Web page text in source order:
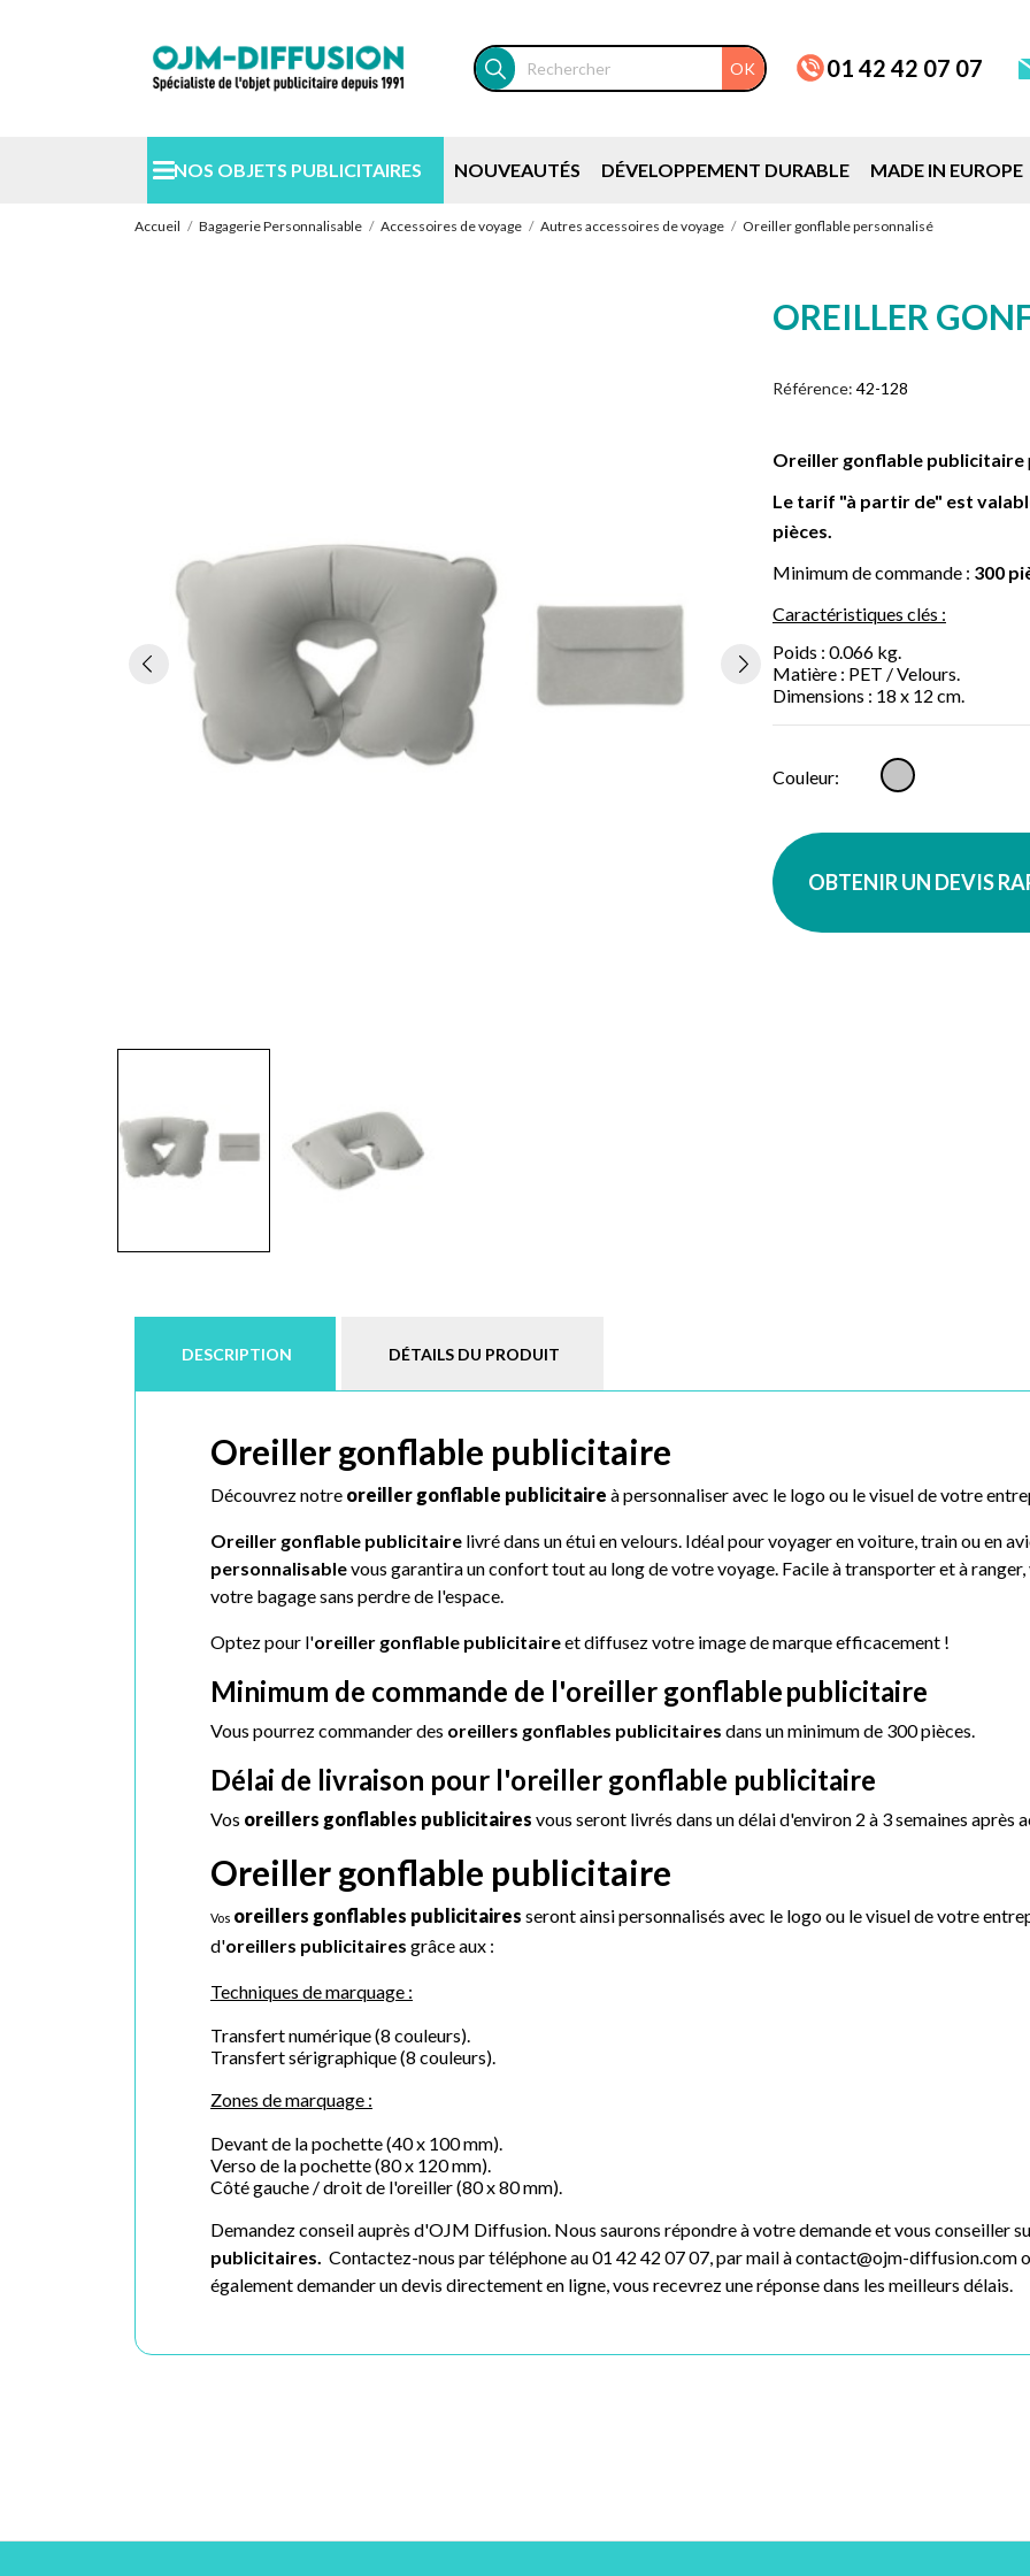
OK 01 42 42 07 07
NOS OBJETS PUBLICITAIRES NOUVEAUTÉS DÉVELOPPEMENT DURABLE MADE IN EUROPE
Accueil Bagagerie Personnalisable Accessoires de voyage Autres accessoires de voyage Oreiller gonflable personnalisé
OREILLER
Référence: 42-128
Oreiller gonflable publicitaire
Le tarif "à partir de" est
pièces.
Minimum de commande : 300
Caractéristiques clés :
Poids : 0.066 kg.
Matière : PET / Velours.
Dimensions : 18 x 12 cm.
Couleur: Gris
OBTENIR UN DEVIS
DESCRIPTION DÉTAILS DU PRODUIT
Oreiller gonflable publicitaire
Découvrez notre oreiller gonflable publicitaire à personnaliser avec le logo ou le visuel de votre
Oreiller gonflable publicitaire livré dans un étui en velours. Idéal pour voyager en voiture, train ou en
personnalisablevous garantira un confort tout au long de votre voyage. Facile à transporter et à
votre bagage sans perdre de l'espace.
Optez pour l'oreiller gonflable publicitaireet diffusez votre image de marque efficacement !
Minimum de commande de l'oreiller gonflablepublicitaire
Vous pourrez commander des oreillers gonflables publicitaires dans un minimum de 300 pièces.
Délai de livraison pour l'oreiller gonflable publicitaire
Vos oreillers gonflables publicitaires vous seront livrés dans un délai d'environ 2 à 3 semaines après
Oreiller gonflable publicitaire
Vos oreillers gonflables publicitaires seront ainsi personnalisés avec le logo ou le visuel de votre
d'oreillers publicitaires grâce aux :
Techniques de marquage :
Transfert numérique (8 couleurs).
Transfert sérigraphique (8 couleurs).
Zones de marquage :
Devant de la pochette (40 x 100 mm).
Verso de la pochette (80 x 120 mm).
Côté gauche / droit de l'oreiller (80 x 80 mm).
Demandez conseil auprès d'OJM Diffusion. Nous saurons répondre à votre demande et vous conseiller
publicitaires. Contactez-nous par téléphone au 01 42 42 07 07, par mail à contact@ojm-diffusion.com
également demander un devis directement en ligne, vous recevrez une réponse dans les meilleurs délais.